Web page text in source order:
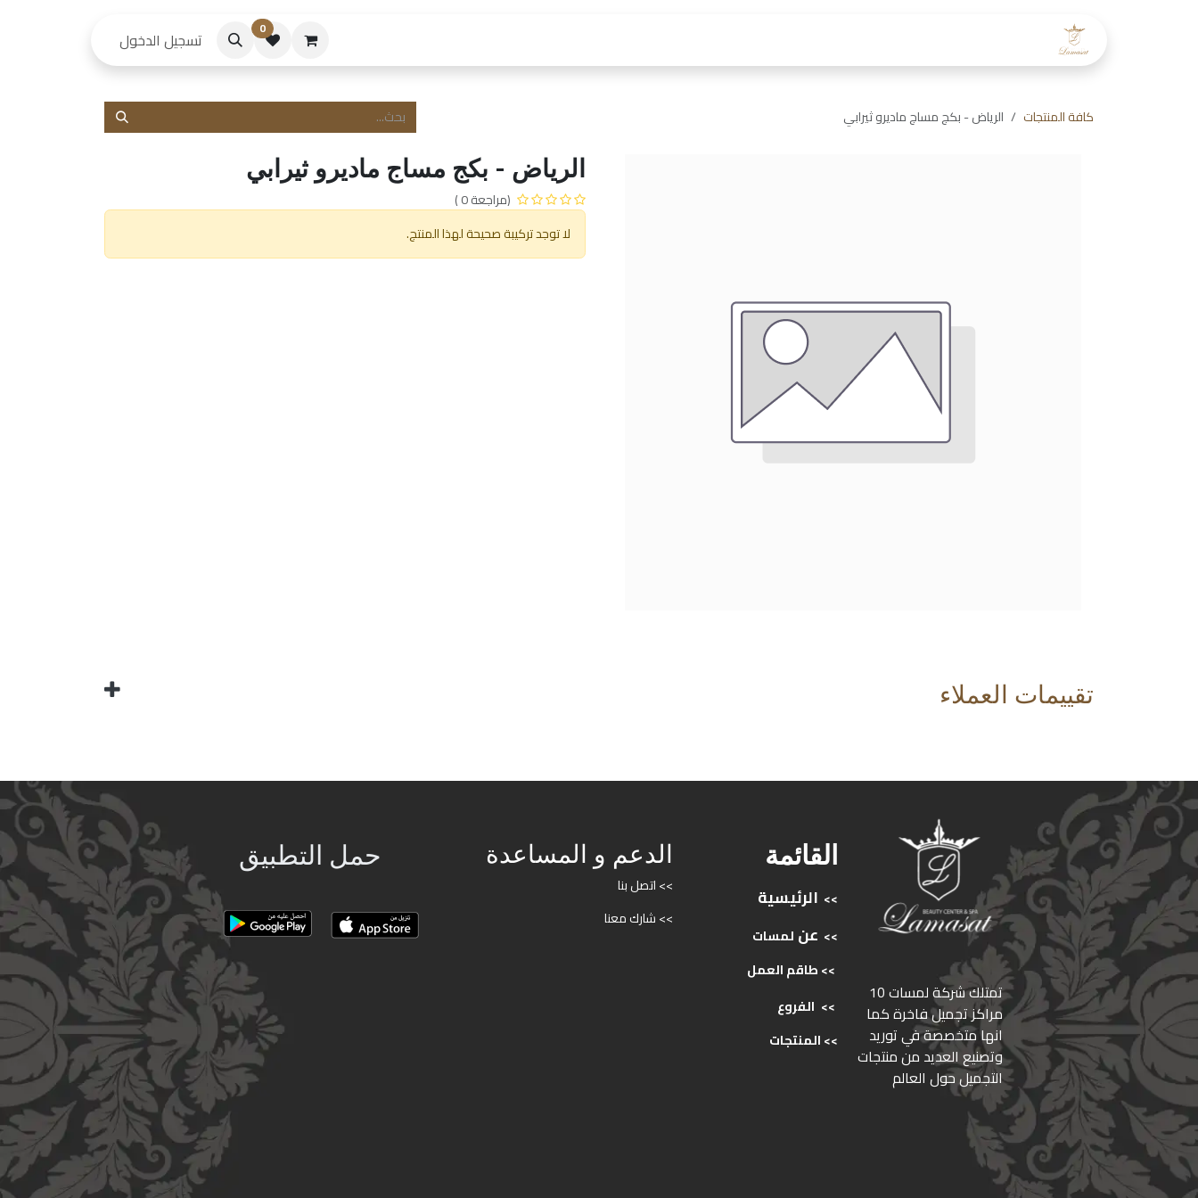
0 تسجيل الدخول
كافة المنتجات الرياض - بكج مساج ماديرو ثيرابي
الرياض - بكج مساج ماديرو ثيرابي
(مراجعة 0 )
لا توجد تركيبة صحيحة لهذا المنتج.
تقييمات العملاء
الدعم و المساعدة
>> اتصل بنا
>> شارك معنا
القائمة
>> الرئيسية
>> عن لمسات
>> طاقمالعمل
>> الفروع
>>المنتجات
حمل التطبيق
ﺗﻤﺘﻠﻚ ﺷﺮﻛﺔ ﻟﻤﺴﺎت 10
ﻣﺮاﻛﺰ ﺗﺠﻤﻴﻞ ﻓﺎﺧﺮة كما
انها ﻣﺘﺨﺼﺼﺔ ﻓﻲ ﺗﻮرﻳﺪ
وﺗﺼﻨﻴﻊ اﻟﻌﺪﻳﺪ ﻣﻦ ﻣﻨﺘﺠﺎت
اﻟﺘﺠﻤﻴﻞ ﺣﻮل اﻟﻌﺎﻟﻢ